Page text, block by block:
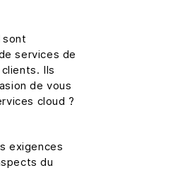
sont
services de
Ils
de vous
cloud ?
exigences
du